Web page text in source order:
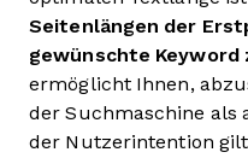
Seitenlängen der
gewünschte Keyword
ermöglicht Ihnen,
der Suchmaschine als
der Nutzerintention